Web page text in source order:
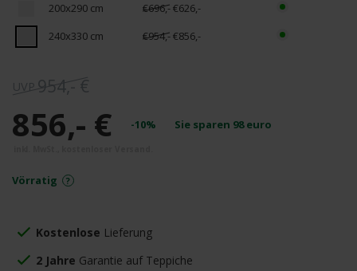
200x290 cm €696,-€626,-
240x330 cm
€954,-€856,-
954,- €
856,- € -10% Sie sparen 98euro
Vörratig
Kostenlose Lieferung
2 Jahre Garantie auf Teppiche